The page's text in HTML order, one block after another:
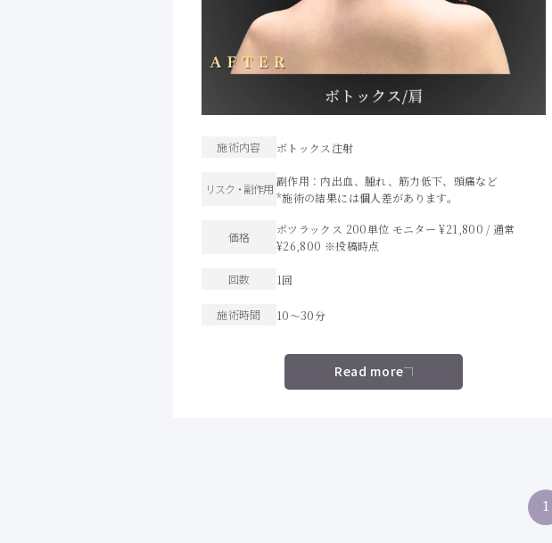
施術内容 ボトックス注射
リスク・ 副作用
副作用：内出血、腫れ、筋力低下、頭痛など
*施術の結果には個人差があります。
価格
ボツラックス 200単位 モニター ¥21,800 / 通常
¥26,800 ※投稿時点
回数 1回
施術時間 10〜30分
Read more
1